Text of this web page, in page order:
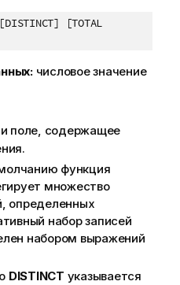
[TOTAL
числовое значение
поле, содержащее
функция
множество
определенных
набор записей
набором выражений
DISTINCT указывается